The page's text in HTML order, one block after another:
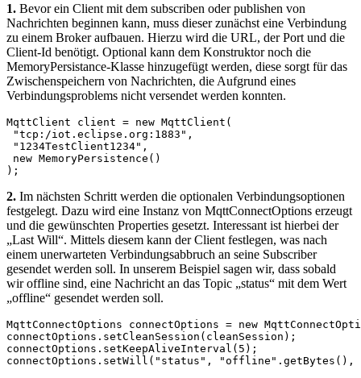
1. Bevor ein Client mit dem subscriben oder publishen von
Nachrichten beginnen kann, muss dieser zunächst eine Verbindung
zu einem Broker aufbauen. Hierzu wird die URL, der Port und die
Client-Id benötigt. Optional kann dem Konstruktor noch die
MemoryPersistance-Klasse hinzugefügt werden, diese sorgt für das
Zwischenspeichern von Nachrichten, die Aufgrund eines
Verbindungsproblems nicht versendet werden konnten.
MqttClient client = new MqttClient(
"tcp:/iot.eclipse.org:1883",
"1234TestClient1234",
new MemoryPersistence()
);
2. Im nächsten Schritt werden die optionalen Verbindungsoptionen
festgelegt. Dazu wird eine Instanz von MqttConnectOptions erzeugt
und die gewünschten Properties gesetzt. Interessant ist hierbei der
„Last Will“. Mittels diesem kann der Client festlegen, was nach
einem unerwarteten Verbindungsabbruch an seine Subscriber
gesendet werden soll. In unserem Beispiel sagen wir, dass sobald
wir offline sind, eine Nachricht an das Topic „status“ mit dem Wert
„offline“ gesendet werden soll.
MqttConnectOptions connectOptions = new
connectOptions.setCleanSession(cleanSession);
connectOptions.setKeepAliveInterval(5);
connectOptions.setWill("status",